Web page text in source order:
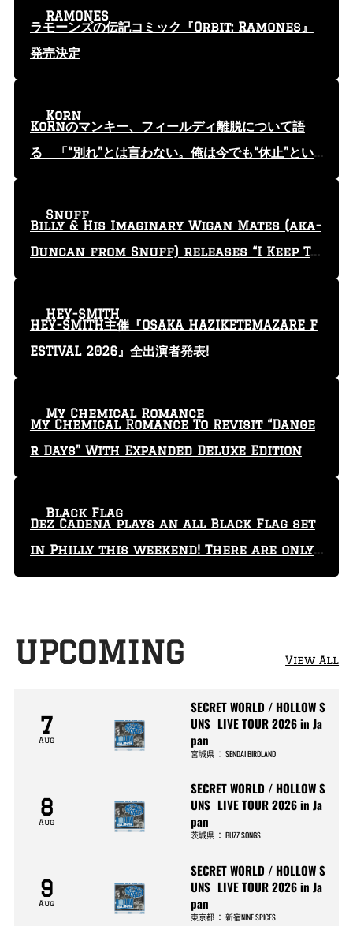
ラモーンズの伝記コミック『Orbit: Ramones』
発売決定
RAMONES
KoRnのマンキー、フィールディ離脱について語
る 「“別れ”とは言わない。俺は今でも“休止”とい
Korn
Billy & His Imaginary Wigan Mates (aka-
Duncan from Snuff) releases “I Keep Tr
Snuff
HEY-SMITH主催『OSAKA HAZIKETEMAZARE F
ESTIVAL 2026』全出演者発表!
HEY-SMITH
My Chemical Romance To Revisit “Dange
r Days” With Expanded Deluxe Edition
My Chemical Romance
Dez Cadena plays an all Black Flag set
in Philly this weekend! There are only
29 tickets left!
Black Flag
UPCOMING View All
7
Aug
SECRET WORLD / HOLLOW S
UNS LIVE TOUR 2026 in Ja
pan
宮城県 ：SENDAI BIRDLAND
8
Aug
SECRET WORLD / HOLLOW S
UNS LIVE TOUR 2026 in Ja
pan
茨城県 ：BUZZ SONGS
9
Aug
SECRET WORLD / HOLLOW S
UNS LIVE TOUR 2026 in Ja
pan
東京都 ：新宿NINE SPICES